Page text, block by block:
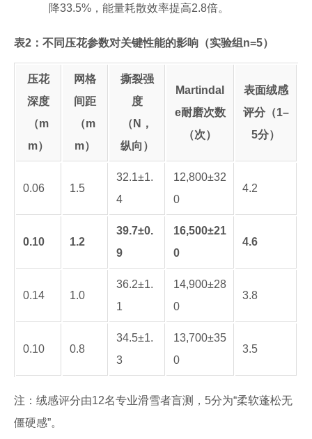
降33.5%，能量耗散效率提高2.8倍。
表2：不同压花参数对关键性能的影响（实验组n=5）
压花
深度
（m
m）
网格
间距
（m
m）
撕裂强
度
（N，
纵向）
Martindal
e耐磨次数
（次）
表面绒感
评分（1–
5分）
0.06 1.5
32.1±1.
4
12,800±32
0
4.2
0.10 1.2
39.7±0.
9
16,500±21
0
4.6
0.14 1.0
36.2±1.
1
14,900±28
0
3.8
0.10 0.8
34.5±1.
3
13,700±35
0
3.5
注：绒感评分由12名专业滑雪者盲测，5分为“柔软蓬松无
僵硬感”。